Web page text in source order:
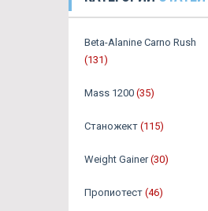
Beta-Alanine Carno Rush
(131)
Mass 1200 (35)
Станожект (115)
Weight Gainer (30)
Пропиотест (46)